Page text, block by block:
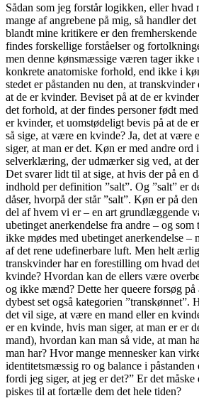
Sådan som jeg forstår logikken, eller hvad
mange af angrebene på mig, så handler
blandt mine kritikere er den
findes forskellige forståelser og
men denne kønsmæssige væren tager ikke
konkrete anatomiske forhold, end ikke i
stedet er påstanden nu den, at
at de er kvinder. Beviset på at de er
det forhold, at der findes personer født
er kvinder, et uomstødeligt bevis på at de
så sige, at være en kvinde? Ja, det at være
siger, at man er det. Køn er med andre ord
selverklæring, der udmærker sig ved, at
Det svarer lidt til at sige, at hvis der på en
indhold per definition ”salt”. Og ”salt” er
dåser, hvorpå der står ”salt”. Køn er på
del af hvem vi er – en art grundlæggende
ubetinget anerkendelse fra andre – og som
ikke mødes med ubetinget anerkendelse –
af det rene udefinerbare luft. Men helt
transkvinder har en forestilling om hvad
kvinde? Hvordan kan de ellers være
og ikke mænd? Dette her queere forsøg på
dybest set også kategorien ”transkønnet”.
det vil sige, at være en mand eller en
er en kvinde, hvis man siger, at man er er
mand), hvordan kan man så vide, at man
man har? Hvor mange mennesker kan
identitetsmæssig ro og balance i
fordi jeg siger, at jeg er det?” Er det
piskes til at fortælle dem det hele tiden?